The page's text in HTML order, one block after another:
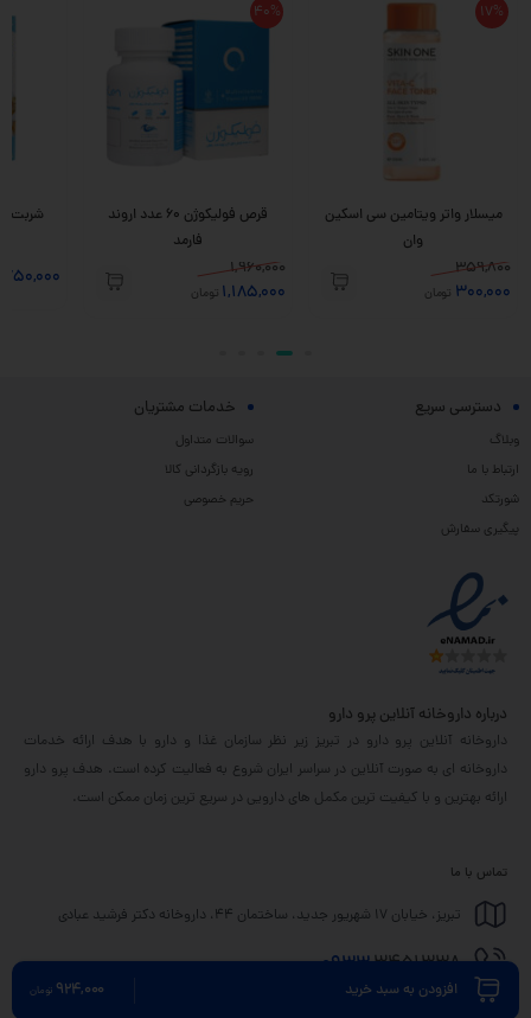
17%
میسلار واتر ویتامین سی اسکین
وان
359,800
300,000 تومان
40%
قرص فولیکوژن 60 عدد اروند
فارمد
1,960,000
1,185,000 تومان
افزودن به سبد خرید 924,000 تومان
دسترسی سریع
وبلاگ
ارتباط با ما
شورتکد
پیگیری سفارش
خدمات مشتریان
سوالات متداول
رویه بازگردانی کالا
حریم خصوصی
درباره داروخانه آنلاین پرو دارو
داروخانه آنلاین پرو دارو در تبریز زیر نظر سازمان غذا و دارو با هدف ارائه خدمات
داروخانه ای به صورت آنلاین در سراسر ایران شروع به فعالیت کرده است. هدف پرو دارو
ارائه بهترین و با کیفیت ترین مکمل های دارویی در سریع ترین زمان ممکن است.
تماس با ما
تبریز، خیابان 17 شهریور جدید، ساختمان 44، داروخانه دکتر فرشید عبادی
09333451338
info@prodaru.ir